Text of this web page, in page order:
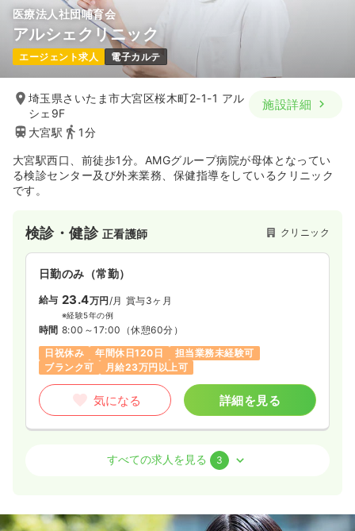
医療法人社団哺育会
アルシェクリニック
エージェント求人 電子カルテ
埼玉県さいたま市大宮区桜木町2-1-1 アル
シェ9F
大宮駅
1分
施設詳細
大宮駅西口、前徒歩1分。AMGグループ病院が母体となってい
る検診センター及び外来業務、保健指導をしているクリニック
です。
検診・健診 正看護師 クリニック
日勤のみ（常勤）
給与 23.4万円 /月 賞与3ヶ月
※経験5年の例
時間 8:00～17:00 （休憩60分）
日祝休み
年間休日120日
担当業務未経験可
ブランク可
月給23万円以上可
気になる 詳細を見る
正・准看護師
給与 21.9万円〜/月 賞与2回
すべての求人を見る 3